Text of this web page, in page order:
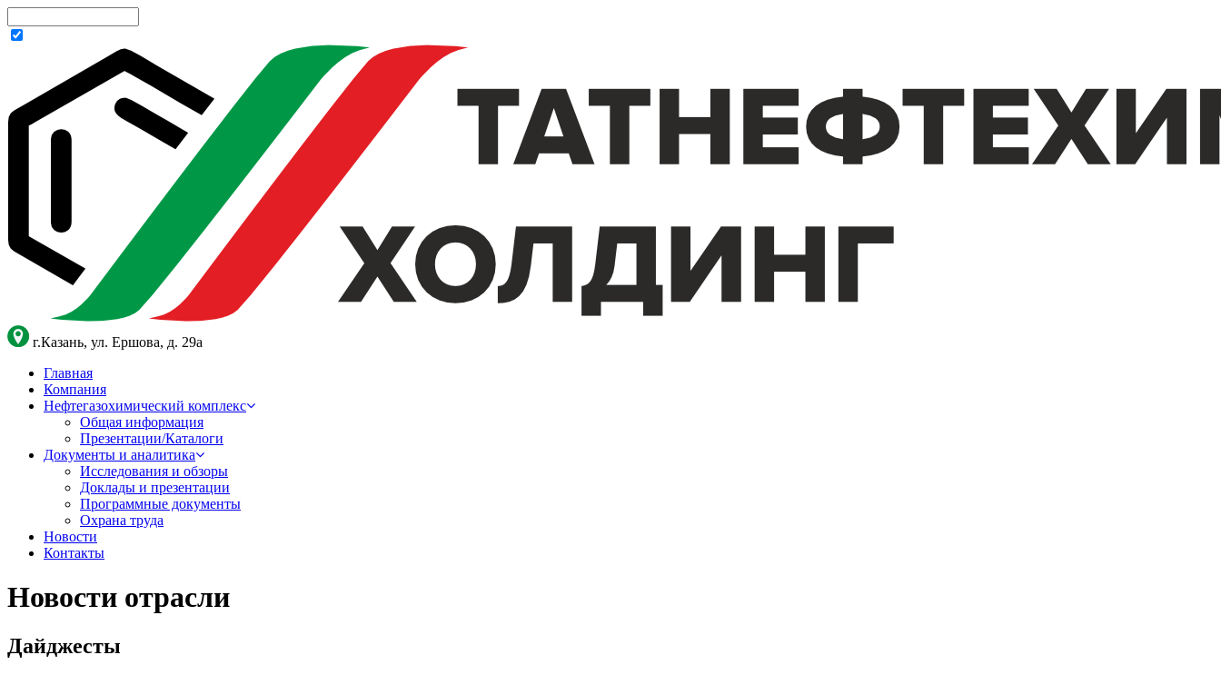
г.Казань, ул. Ершова, д. 29а
Главная
Компания
Нефтегазохимический комплекс
Общая информация
Презентации/Каталоги
Документы и аналитика
Исследования и обзоры
Доклады и презентации
Программные документы
Охрана труда
Новости
Контакты
Новости отрасли
Дайджесты